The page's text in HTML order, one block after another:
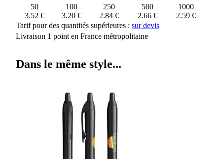
50 100 250 500
1000
3.52 €
3.20 € 2.84 € 2.66 €
2.59 €
Tarif pour des quantités supérieures : sur devis
Livraison 1 point en France métropolitaine
Dans le même style...